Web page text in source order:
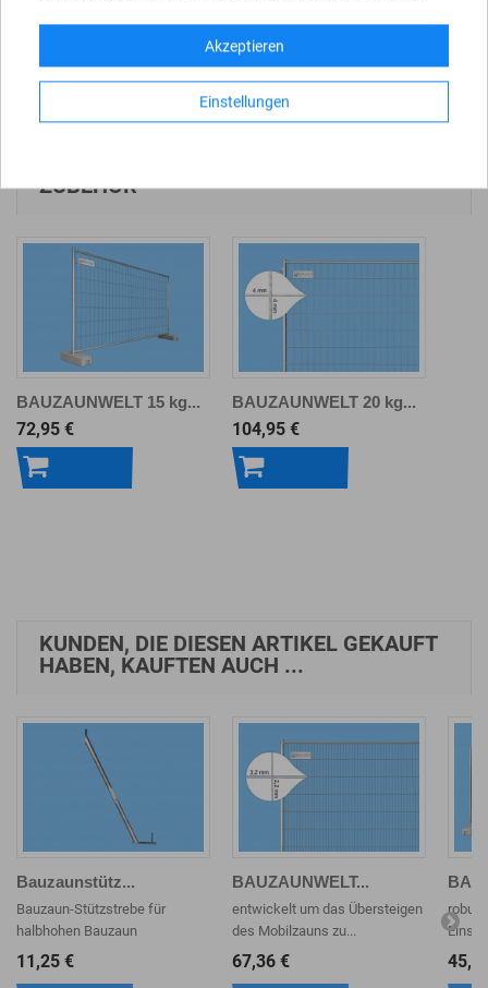
Oberfläche feuerverzinkt
ZUBEHÖR
BAUZAUNWELT 15 kg...
72,95 €
BAUZAUNWELT 20 kg...
104,95 €
KUNDEN, DIE DIESEN ARTIKEL GEKAUFT
HABEN, KAUFTEN AUCH ...
Bauzaunstütz...
Bauzaun-Stützstrebe für
halbhohen Bauzaun
11,25 €
BAUZAUNWELT...
entwickelt um das Übersteigen
des Mobilzauns zu...
67,36 €
Akzeptieren
Einstellungen